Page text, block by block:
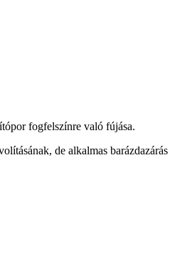
fogfelszínre való fújása.
de alkalmas barázdazárás